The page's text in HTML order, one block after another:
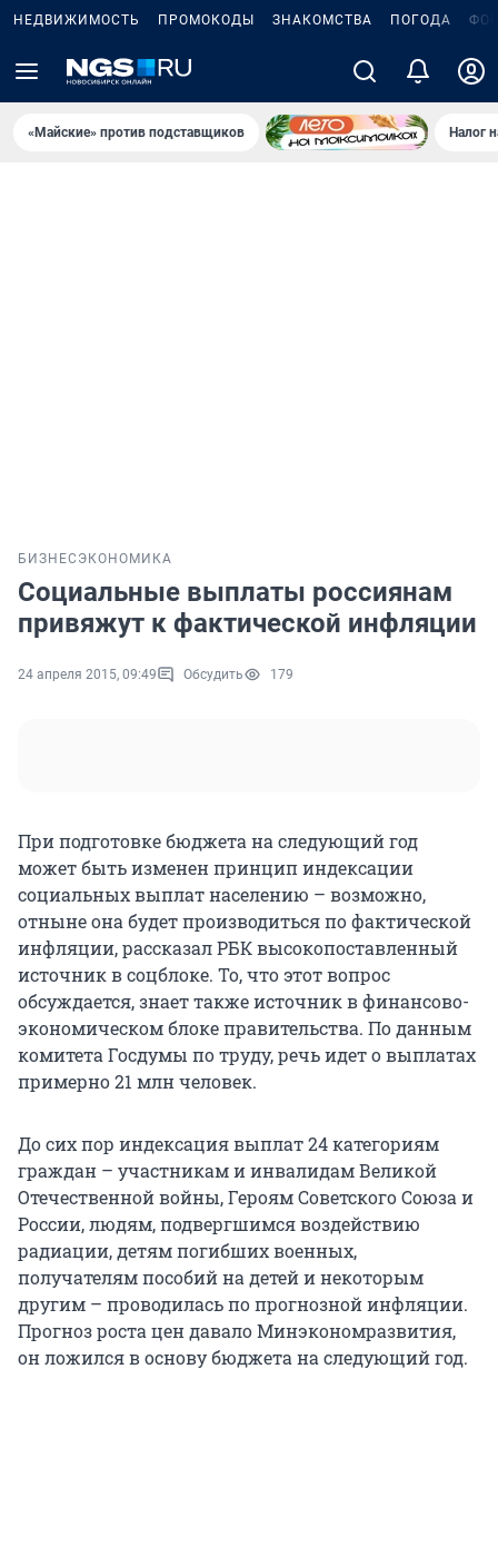
НЕДВИЖИМОСТЬ ПРОМОКОДЫ ЗНАКОМСТВА ПОГОДА
«Майские» против подставщиков Налог
БИЗНЕС ЭКОНОМИКА
Социальные выплаты россиянам
привяжут к фактической инфляции
24 апреля 2015, 09:49 Обсудить 179
При подготовке бюджета на следующий год
может быть изменен принцип индексации
социальных выплат населению – возможно,
отныне она будет производиться по фактической
инфляции, рассказал РБК высокопоставленный
источник в соцблоке. То, что этот вопрос
обсуждается, знает также источник в финансово-
экономическом блоке правительства. По данным
комитета Госдумы по труду, речь идет о выплатах
примерно 21 млн человек.
До сих пор индексация выплат 24 категориям
граждан – участникам и инвалидам Великой
Отечественной войны, Героям Советского Союза и
России, людям, подвергшимся воздействию
радиации, детям погибших военных,
получателям пособий на детей и некоторым
другим – проводилась по прогнозной инфляции.
Прогноз роста цен давало Минэкономразвития,
он ложился в основу бюджета на следующий год.